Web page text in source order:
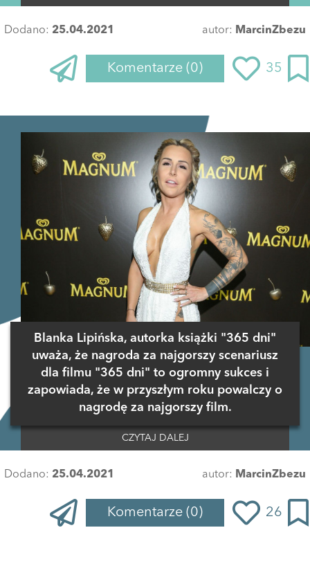
Dodano: 25.04.2021 autor: MarcinZbezu
Komentarze (0) 35
Blanka Lipińska, autorka książki "365 dni"
uważa, że nagroda za najgorszy scenariusz
dla filmu "365 dni" to ogromny sukces i
zapowiada, że w przyszłym roku powalczy o
nagrodę za najgorszy film.
CZYTAJ DALEJ
Dodano: 25.04.2021 autor: MarcinZbezu
Komentarze (0) 26